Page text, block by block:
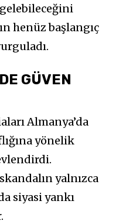
henüz başlangıç
GÜVEN
Almanya’da
yönelik
yalnızca
siyasi yankı